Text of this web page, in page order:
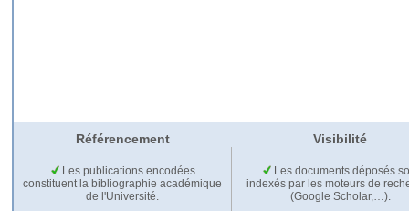
Référencement Visibilité
Les publications encodées
constituent la bibliographie académique
de l'Université.
Les documents déposés
indexés par les moteurs de
(Google Scholar,…).